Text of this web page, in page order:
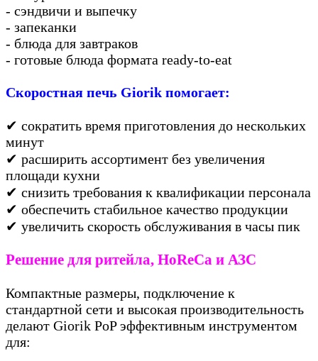
- сэндвичи и выпечку
- запеканки
- блюда для завтраков
- готовые блюда формата ready-to-eat
Скоростная печь Giorik помогает:
✔ сократить время приготовления до нескольких
минут
✔ расширить ассортимент без увеличения
площади кухни
✔ снизить требования к квалификации персонала
✔ обеспечить стабильное качество продукции
✔ увеличить скорость обслуживания в часы пик
Решение для ритейла, HoReCa и АЗС
Компактные размеры, подключение к
стандартной сети и высокая производительность
делают Giorik PoP эффективным инструментом
для: